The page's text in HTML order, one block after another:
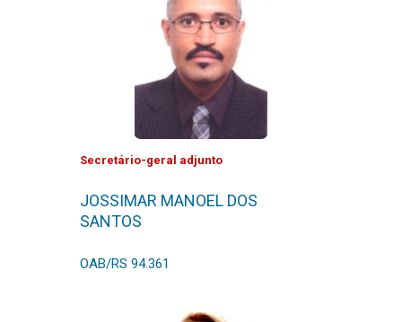
Secretário-geral adjunto
JOSSIMAR MANOEL DOS
SANTOS
OAB/RS 94.361